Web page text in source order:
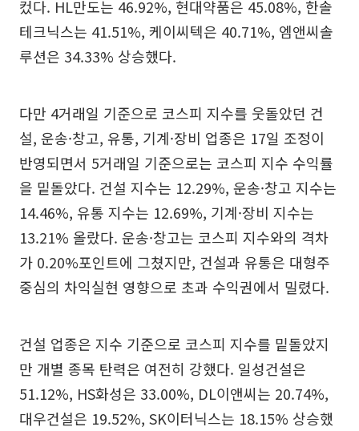
컸다. HL만도는 46.92%, 현대약품은 45.08%, 한솔
테크닉스는 41.51%, 케이씨텍은 40.71%, 엠앤씨솔
루션은 34.33% 상승했다.
다만 4거래일 기준으로 코스피 지수를 웃돌았던 건
설, 운송·창고, 유통, 기계·장비 업종은 17일 조정이
반영되면서 5거래일 기준으로는 코스피 지수 수익률
을 밑돌았다. 건설 지수는 12.29%, 운송·창고 지수는
14.46%, 유통 지수는 12.69%, 기계·장비 지수는
13.21% 올랐다. 운송·창고는 코스피 지수와의 격차
가 0.20%포인트에 그쳤지만, 건설과 유통은 대형주
중심의 차익실현 영향으로 초과 수익권에서 밀렸다.
건설 업종은 지수 기준으로 코스피 지수를 밑돌았지
만 개별 종목 탄력은 여전히 강했다. 일성건설은
51.12%, HS화성은 33.00%, DL이앤씨는 20.74%,
대우건설은 19.52%, SK이터닉스는 18.15% 상승했